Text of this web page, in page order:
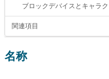
ブロックデバイスとキャラ
関連項目
名称